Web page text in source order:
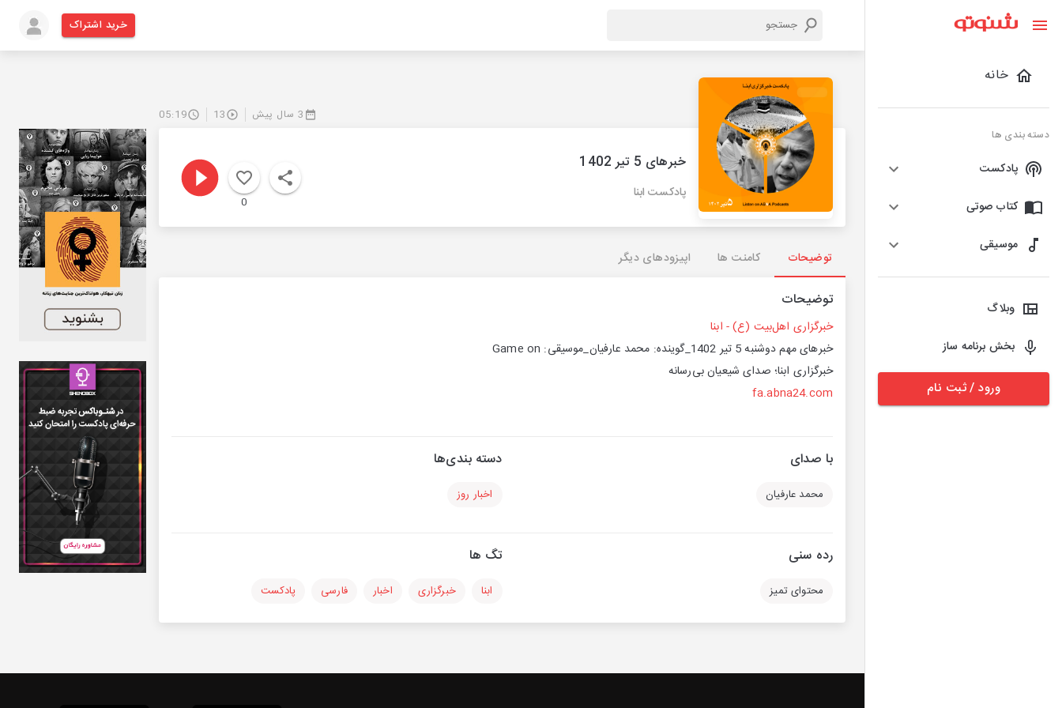
خانه
دسته بندی ها
پادکست
کتاب صوتی
موسیقی
وبلاگ
بخش برنامه ساز
ورود / ثبت نام
خرید اشتراک
3 سال پیش 13
05:19
خبرهای 5 تیر 1402
پادکست ابنا
0
توضیحات کامنت ها اپیزودهای دیگر
توضیحات
خبرگزاری اهل‌بیت (ع) - ابنا
خبرهای مهم دوشنبه 5 تیر 1402_گوینده: محمد عارفیان_موسیقی: Game on
خبرگزاری ابنا؛ صدای شیعیان بی‌رسانه
fa.abna24.com
با صدای
محمد عارفیان
دسته بندی‌ها
اخبار روز
رده سنی
محتوای تمیز
تگ ها
ابنا خبرگزاری اخبار فارسی پادکست